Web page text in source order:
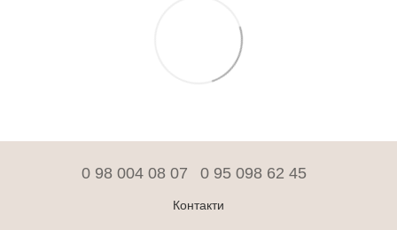
0 98 004 08 07 0 95 098 62 45
Контакти